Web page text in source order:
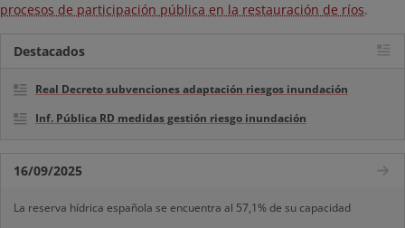
procesos de participación pública en la restauración de ríos.
Destacados
Real Decreto subvenciones adaptación riesgos inundación
Inf. Pública RD medidas gestión riesgo inundación
16/09/2025
La reserva hídrica española se encuentra al 57,1% de su capacidad